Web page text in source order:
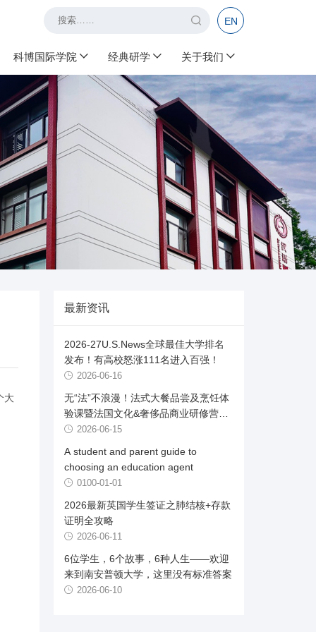
EN
科博国际学院 经典研学 关于我们
大
最新资讯
2026-27U.S.News全球最佳大学排名
发布！有高校怒涨111名进入百强！
2026-06-16
无“法”不浪漫！法式大餐品尝及烹饪体
验课暨法国文化&奢侈品商业研修营首
发 2026-06-15
A student and parent guide to
choosing an education agent
0100-01-01
2026最新英国学生签证之肺结核+存款
证明全攻略
2026-06-11
6位学生，6个故事，6种人生——欢迎
来到南安普顿大学，这里没有标准答案
2026-06-10